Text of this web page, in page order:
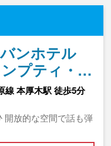
ンホテル
プティ・…
線 本厚木駅 徒歩5分
開放的な空間で話も弾